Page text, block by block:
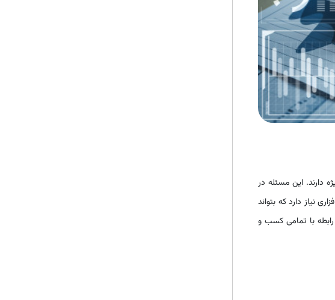
دارند. این مسئله در
نیاز دارد که بتواند
با تمامی کسب و